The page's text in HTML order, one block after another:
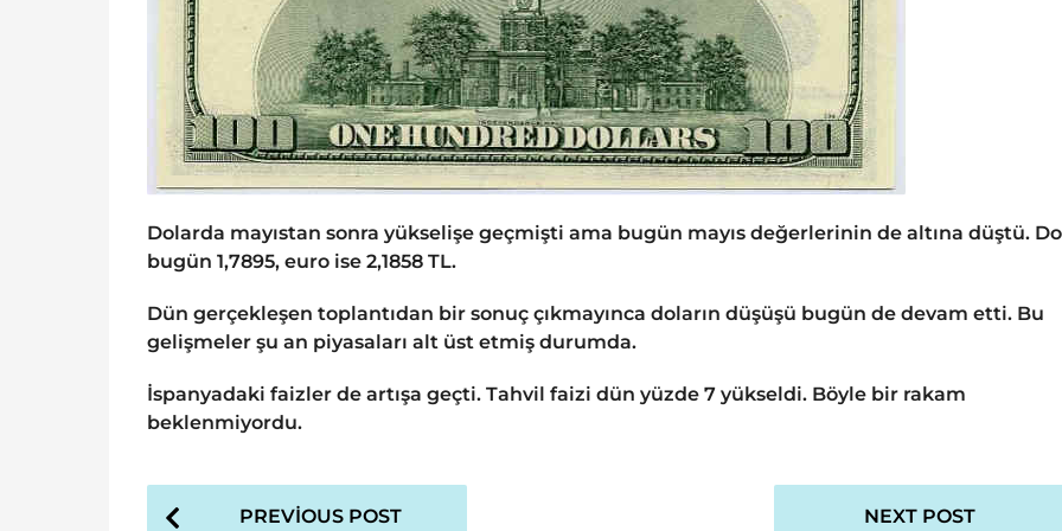
Dolarda mayıstan sonra yükselişe geçmişti ama bugün mayıs değerlerinin de altına düştü.
bugün 1,7895, euro ise 2,1858 TL.
Dün gerçekleşen toplantıdan bir sonuç çıkmayınca doların düşüşü bugün de devam etti. Bu
gelişmeler şu an piyasaları alt üst etmiş durumda.
İspanyadaki faizler de artışa geçti. Tahvil faizi dün yüzde 7 yükseldi. Böyle bir rakam
beklenmiyordu.
P
PREVIOUS POST NEXT POST